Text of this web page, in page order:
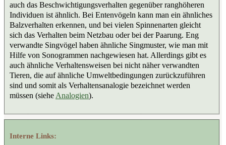
auch das Beschwichtigungsverhalten gegenüber ranghöheren
Individuen ist ähnlich. Bei Entenvögeln kann man ein ähnliches
Balzverhalten erkennen, und bei vielen Spinnenarten gleicht
sich das Verhalten beim Netzbau oder bei der Paarung. Eng
verwandte Singvögel haben ähnliche Singmuster, wie man mit
Hilfe von Sonogrammen nachgewiesen hat. Allerdings gibt es
auch ähnliche Verhaltensweisen bei nicht näher verwandten
Tieren, die auf ähnliche Umweltbedingungen zurückzuführen
sind und somit als Verhaltensanalogie bezeichnet werden
müssen (sieheAnalogien).
Interne Links: